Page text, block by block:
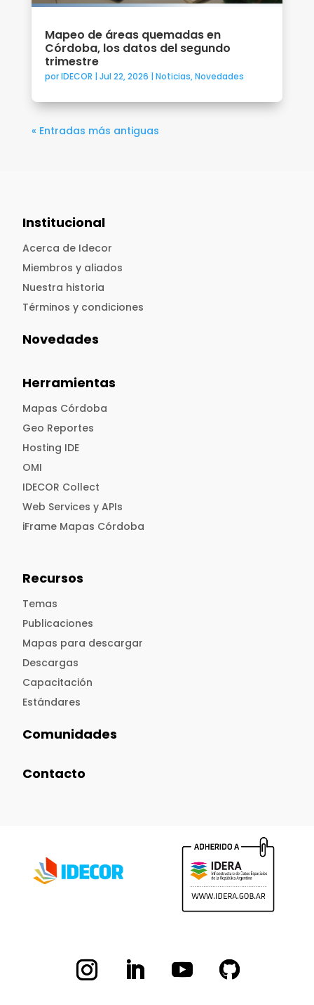
Mapeo de áreas quemadas en
Córdoba, los datos del segundo
trimestre
porIDECOR | Jul 22, 2026 | Noticias,Novedades
« Entradas más antiguas
Institucional
Acerca de Idecor
Miembros y aliados
Nuestra historia
Términos y condiciones
Novedades
Herramientas
Mapas Córdoba
Geo Reportes
Hosting IDE
OMI
IDECOR Collect
Web Services y APIs
iFrame Mapas Córdoba
Recursos
Temas
Publicaciones
Mapas para descargar
Descargas
Capacitación
Estándares
Comunidades
Contacto